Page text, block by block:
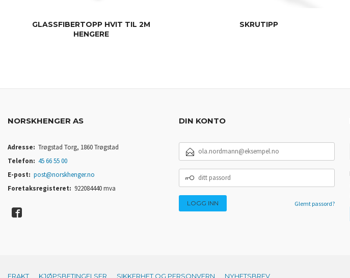
GLASSFIBERTOPP HVIT TIL 2M
HENGERE
SKRUTIPP
NORSKHENGER AS
Adresse: Trøgstad Torg, 1860 Trøgstad
Telefon: 45 66 55 00
E-post: post@norskhenger.no
Foretaksregisteret: 922084440 mva
DIN KONTO
E-
POSTADRESSE
DITT
PASSORD
Glemt passord?
FRAKT KJØPSBETINGELSER SIKKERHET OG PERSONVERN NYHETSBREV